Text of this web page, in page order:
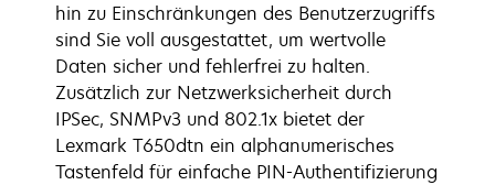
hin zu Einschränkungen des Benutzerzugriffs
sind Sie voll ausgestattet, um wertvolle
Daten sicher und fehlerfrei zu halten.
Zusätzlich zur Netzwerksicherheit durch
IPSec, SNMPv3 und 802.1x bietet der
Lexmark T650dtn ein alphanumerisches
Tastenfeld für einfache PIN-Authentifizierung